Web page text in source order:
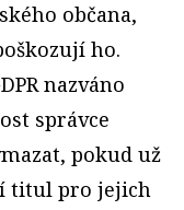
občana,
ho.
nazváno
správce
pokud už
titul pro jejich